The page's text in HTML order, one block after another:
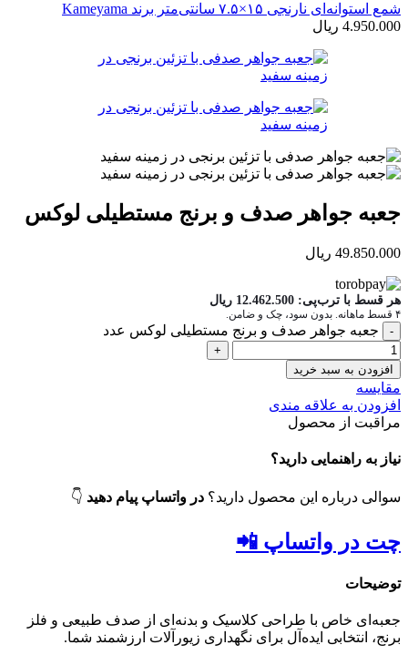
شمع استوانه‌ای نارنجی ۱۵×۷.۵ سانتی‌متر برند Kameyama
4.950.000 ریال
جعبه جواهر صدف و برنج مستطیلی لوکس
49.850.000 ریال
هر قسط با ترب‌پی: 12.462.500 ریال
۴ قسط ماهانه. بدون سود، چک و ضامن.
جعبه جواهر صدف و برنج مستطیلی لوکس عدد
افزودن به سبد خرید
مقایسه
افزودن به علاقه مندی
مراقبت از محصول
نیاز به راهنمایی دارید؟
سوالی درباره این محصول دارید؟ در واتساپ پیام دهید 👇
چت در واتساپ 📲
توضیحات
جعبه‌ای خاص با طراحی کلاسیک و بدنه‌ای از صدف طبیعی و فلز
برنج، انتخابی ایده‌آل برای نگهداری زیورآلات ارزشمند شما.